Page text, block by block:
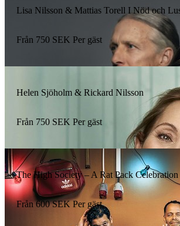
Lisa Nilsson & Mattias Torell I Nöd och
Från 750 SEK Per gäst
Helen Sjöholm & Rickard Nilsson
Från 750 SEK Per gäst
The High Society – A Rat Pack Celebration
Från 600 SEK Per gäst